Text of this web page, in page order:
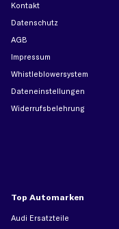
Kontakt
Datenschutz
AGB
Impressum
Whistleblowersystem
Dateneinstellungen
Widerrufsbelehrung
Top Automarken
Audi Ersatzteile